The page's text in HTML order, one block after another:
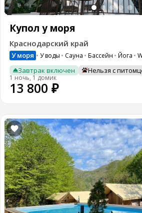
Купол у моря
Краснодарский край
У моря У воды Сауна Бассейн Йога
Завтрак включен Нельзя с
1 ночь, 1 домик
13 800 ₽